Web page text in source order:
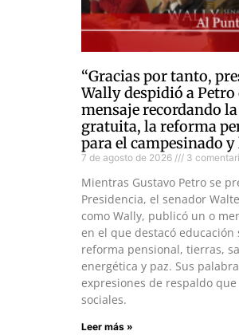
“Gracias por tanto,
Wally despidió a
mensaje recordando
gratuita, la reforma
para el campesinado y
7 de agosto de 2026 3
Mientras Gustavo Petro se
Presidencia, el senador
como Wally, publicó un o
en el que destacó
reforma pensional, tierras,
energética y paz. Sus
expresiones de respaldo
sociales.
Leer más »